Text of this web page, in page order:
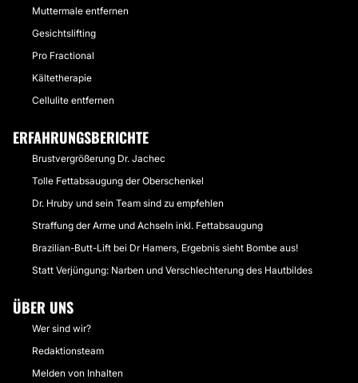
Muttermale entfernen
Gesichtslifting
Pro Fractional
Kältetherapie
Cellulite entfernen
ERFAHRUNGSBERICHTE
Brustvergrößerung Dr. Jachec
Tolle Fettabsaugung der Oberschenkel
Dr. Hruby und sein Team sind zu empfehlen
Straffung der Arme und Achseln inkl. Fettabsaugung
Brazilian-Butt-Lift bei Dr Hamers, Ergebnis sieht Bombe aus!
Statt Verjüngung: Narben und Verschlechterung des Hautbildes
ÜBER UNS
Wer sind wir?
Redaktionsteam
Melden von Inhalten